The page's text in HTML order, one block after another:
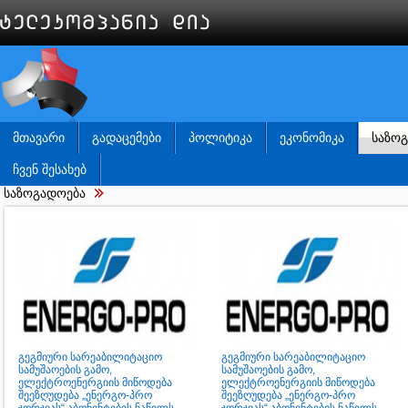
ᲛᲗᲐᲕᲐᲠᲘ ᲒᲐᲓᲐᲪᲔᲛᲔᲑᲘ ᲞᲝᲚᲘᲢᲘᲙᲐ ᲔᲙᲝᲜᲝᲛᲘᲙᲐ
ᲩᲕᲔᲜ ᲨᲔᲡᲐᲮᲔᲑ
საზოგადოება
გეგმიური სარეაბილიტაციო
სამუშაოების გამო,
ელექტროენერგიის მიწოდება
შეეზღუდება „ენერგო-პრო
გეგმიური სარეაბილიტაციო
სამუშაოების გამო,
ელექტროენერგიის მიწოდება
შეეზღუდება „ენერგო-პრო